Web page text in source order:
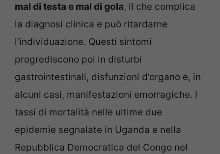
mal di testa e mal di gola, il che complica
la diagnosi clinica e può ritardarne
l’individuazione. Questi sintomi
progrediscono poi in disturbi
gastrointestinali, disfunzioni d’organo e, in
alcuni casi, manifestazioni emorragiche. I
tassi di mortalità nelle ultime due
epidemie segnalate in Uganda e nella
Repubblica Democratica del Congo nel